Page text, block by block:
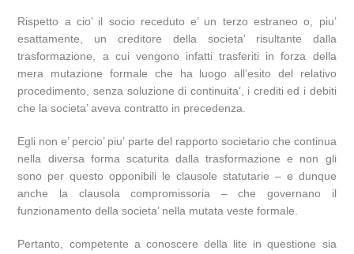
Rispetto a cio’ il socio receduto e’ un terzo estraneo o, piu’
esattamente, un creditore della societa’ risultante dalla
trasformazione, a cui vengono infatti trasferiti in forza della
mera mutazione formale che ha luogo all’esito del relativo
procedimento, senza soluzione di continuita’, i crediti ed i debiti
che la societa’ aveva contratto in precedenza.
Egli non e’ percio’ piu’ parte del rapporto societario che continua
nella diversa forma scaturita dalla trasformazione e non gli
sono per questo opponibili le clausole statutarie – e dunque
anche la clausola compromissoria – che governano il
funzionamento della societa’ nella mutata veste formale.
Pertanto, competente a conoscere della lite in questione sia